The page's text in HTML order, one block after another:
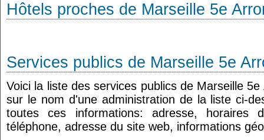
Hôtels proches de Marseille 5e
Services publics de Marseille 5e
Voici la liste des services publics de Marseille
sur le nom d'une administration de la liste ci-
toutes ces informations: adresse, horaires
téléphone, adresse du site web, informations